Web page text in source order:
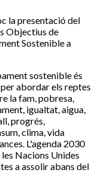
la presentació del
Objectius de
Sostenible a
sostenible és
abordar els reptes
la fam, pobresa,
igualtat, aigua,
progrés,
clima, vida
L'agenda 2030
Nacions Unides
a assolir abans del